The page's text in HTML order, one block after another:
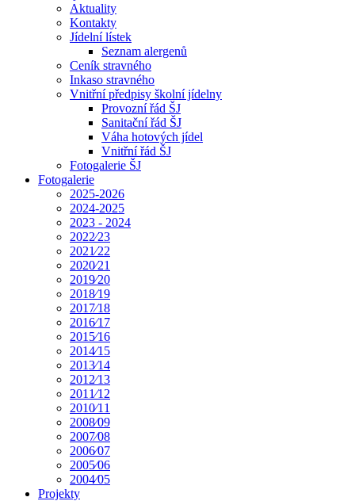
Aktuality
Kontakty
Jídelní lístek
Seznam alergenů
Ceník stravného
Inkaso stravného
Vnitřní předpisy školní jídelny
Provozní řád ŠJ
Sanitační řád ŠJ
Váha hotových jídel
Vnitřní řád ŠJ
Fotogalerie ŠJ
Fotogalerie
2025-2026
2024-2025
2023 - 2024
2022⁄23
2021⁄22
2020⁄21
2019⁄20
2018⁄19
2017⁄18
2016⁄17
2015⁄16
2014⁄15
2013⁄14
2012⁄13
2011⁄12
2010⁄11
2008⁄09
2007⁄08
2006⁄07
2005⁄06
2004⁄05
Projekty